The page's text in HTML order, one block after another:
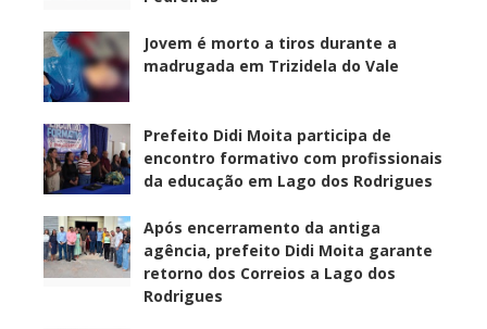
Jovem é morto a tiros durante a
madrugada em Trizidela do Vale
Prefeito Didi Moita participa de
encontro formativo com profissionais
da educação em Lago dos Rodrigues
Após encerramento da antiga
agência, prefeito Didi Moita garante
retorno dos Correios a Lago dos
Rodrigues